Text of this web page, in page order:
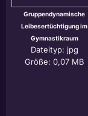
Gruppendynamische
Leibesertüchtigung im
Gymnastikraum
Dateityp: jpg
Größe: 0,07 MB